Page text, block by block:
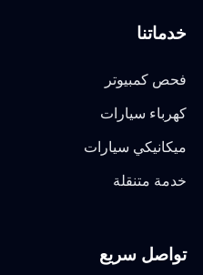
خدماتنا
فحص كمبيوتر
كهرباء سيارات
ميكانيكي سيارات
خدمة متنقلة
تواصل سريع